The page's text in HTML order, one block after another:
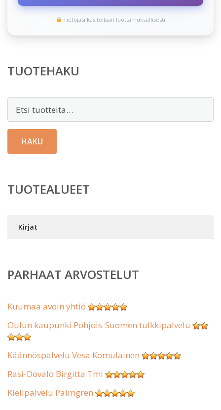
Tietojasi käsitellään luottamuksellisesti
TUOTEHAKU
HAKU
TUOTEALUEET
Kirjat
PARHAAT ARVOSTELUT
Kuumaa avoin yhtiö
Oulun kaupunki Pohjois-Suomen tulkkipalvelu
Käännöspalvelu Vesa Komulainen
Rasi-Dovalo Birgitta Tmi
Kielipalvelu Palmgren